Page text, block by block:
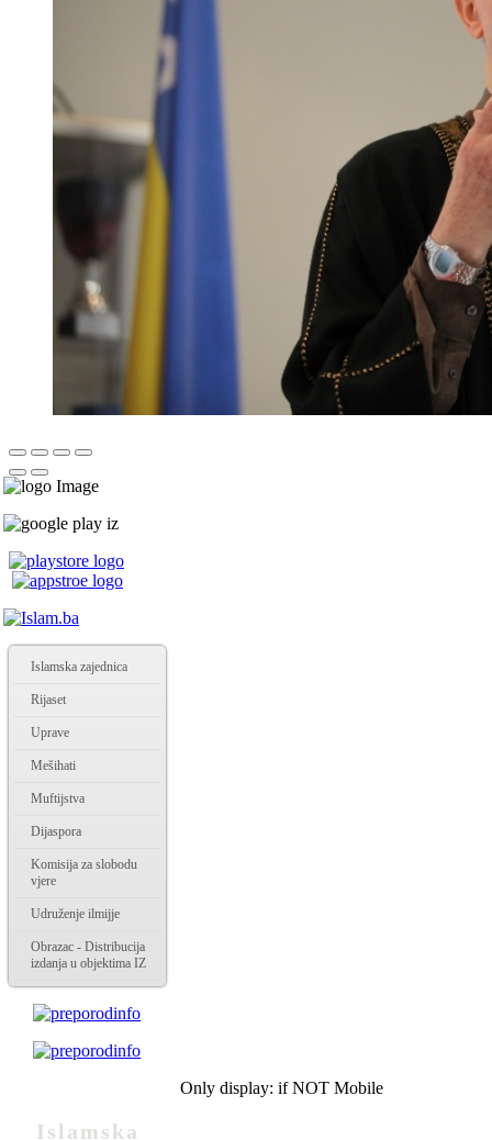
Islamska zajednica
Rijaset
Uprave
Mešihati
Muftijstva
Dijaspora
Komisija za slobodu
vjere
Udruženje ilmijje
Obrazac - Distribucija
izdanja u objektima IZ
Islamska
Only display: if NOT Mobile